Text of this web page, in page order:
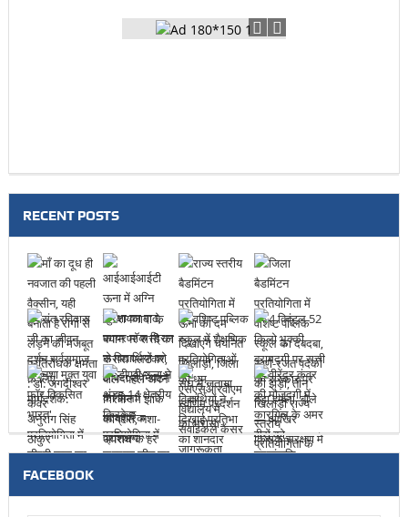
RECENT POSTS
FACEBOOK